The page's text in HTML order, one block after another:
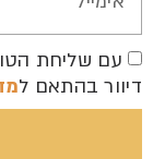
עם שליחת
דיוור בהתאם ל